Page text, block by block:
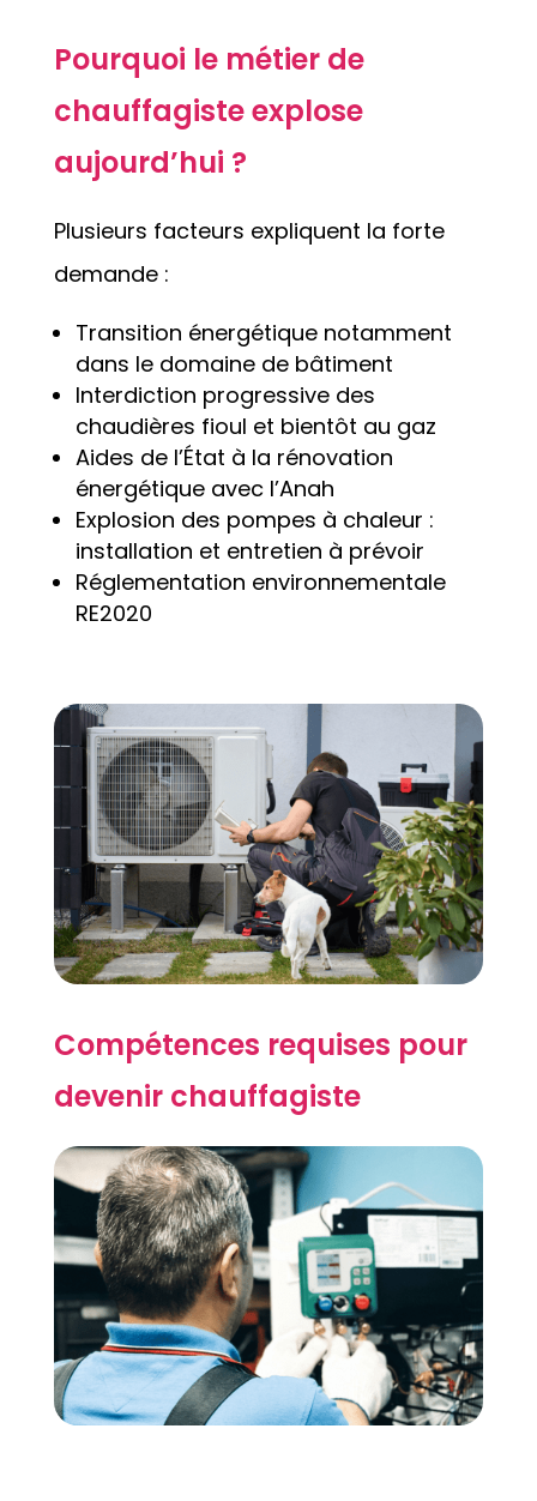
Pourquoi le métier de
chauffagiste explose
aujourd’hui ?
Plusieurs facteurs expliquent la forte
demande :
Transition énergétique notamment
dans le domaine de bâtiment
Interdiction progressive des
chaudières fioul et bientôt au gaz
Aides de l’État à la rénovation
énergétique avec l’Anah
Explosion des pompes à chaleur :
installation et entretien à prévoir
Réglementation environnementale
RE2020
Compétences requises pour
devenir chauffagiste